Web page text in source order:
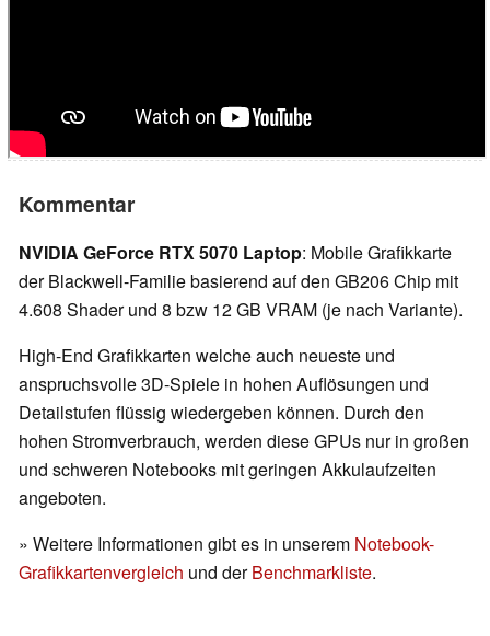
Kommentar
NVIDIA GeForce RTX 5070 Laptop: Mobile Grafikkarte
der Blackwell-Familie basierend auf den GB206 Chip mit
4.608 Shader und 8 bzw 12 GB VRAM (je nach Variante).
High-End Grafikkarten welche auch neueste und
anspruchsvolle 3D-Spiele in hohen Auflösungen und
Detailstufen flüssig wiedergeben können. Durch den
hohen Stromverbrauch, werden diese GPUs nur in großen
und schweren Notebooks mit geringen Akkulaufzeiten
angeboten.
» Weitere Informationen gibt es in unserem Notebook-
Grafikkartenvergleich und derBenchmarkliste.